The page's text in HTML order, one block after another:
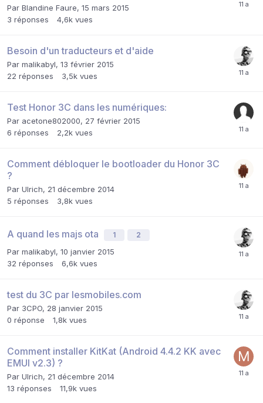
Par Blandine Faure, 15 mars 2015
3 réponses 4,6k vues
Besoin d'un traducteurs et d'aide
Par malikabyl, 13 février 2015
22 réponses 3,5k vues
Test Honor 3C dans les numériques:
Par acetone802000, 27 février 2015
6 réponses 2,2k vues
Comment débloquer le bootloader du Honor 3C
?
Par Ulrich, 21 décembre 2014
5 réponses 3,8k vues
A quand les majs ota 1 2
Par malikabyl, 10 janvier 2015
32 réponses 6,6k vues
test du 3C par lesmobiles.com
Par 3CPO, 28 janvier 2015
0 réponse 1,8k vues
Comment installer KitKat (Android 4.4.2 KK avec
EMUI v2.3) ?
Par Ulrich, 21 décembre 2014
13 réponses 11,9k vues